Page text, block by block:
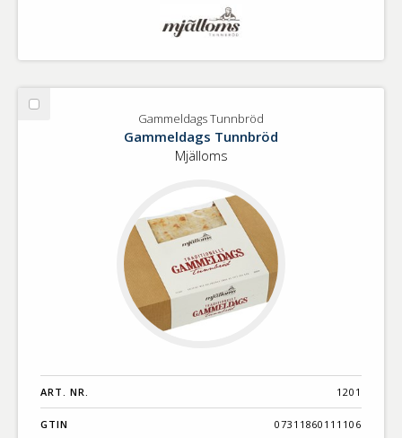
Välj
Gammeldags Tunnbröd
Gammeldags Tunnbröd
Mjälloms
ART. NR. 1201
GTIN 07311860111106